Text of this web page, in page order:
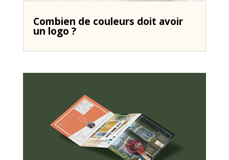
Combien de couleurs doit avoir
un logo ?